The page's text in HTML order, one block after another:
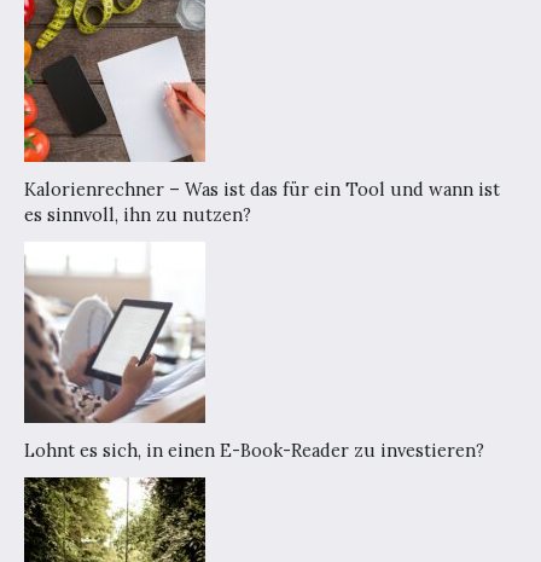
Kalorienrechner – Was ist das für ein Tool und wann ist
es sinnvoll, ihn zu nutzen?
Lohnt es sich, in einen E-Book-Reader zu investieren?